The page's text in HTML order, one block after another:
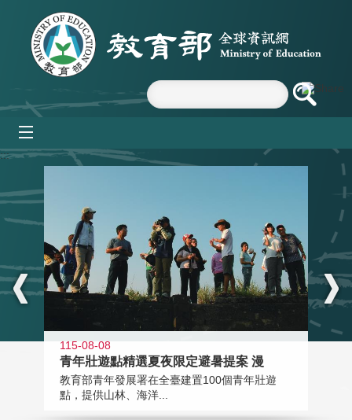
跳到主要內容區塊
:::
115-08-08
青年壯遊點精選夏夜限定避暑提案 漫
教育部青年發展署在全臺建置100個青年壯遊
點，提供山林、海洋...